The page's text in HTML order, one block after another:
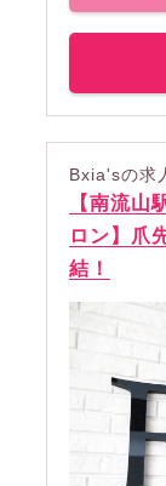
Bxia'sの求
【南流山
ロン】爪
結！